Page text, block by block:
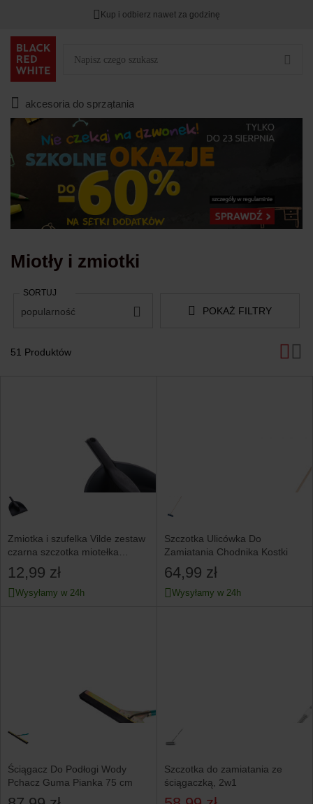
HITY DNIA przy zapisie na Newsletter.
Kup i odbierz nawet za godzinę
akcesoria do sprzątania
Miotły i zmiotki
51 Produktów
POKAŻ FILTRY
SORTUJ
popularność
Zmiotka i szufelka Vilde zestaw
czarna szczotka miotełka
łopatka
12,99 zł
Wysyłamy w 24h
Szczotka Ulicówka Do
Zamiatania Chodnika Kostki
64,99 zł
Wysyłamy w 24h
Ściągacz Do Podłogi Wody
Pchacz Guma Pianka 75 cm
Szczotka do zamiatania ze
ściągaczką, 2w1